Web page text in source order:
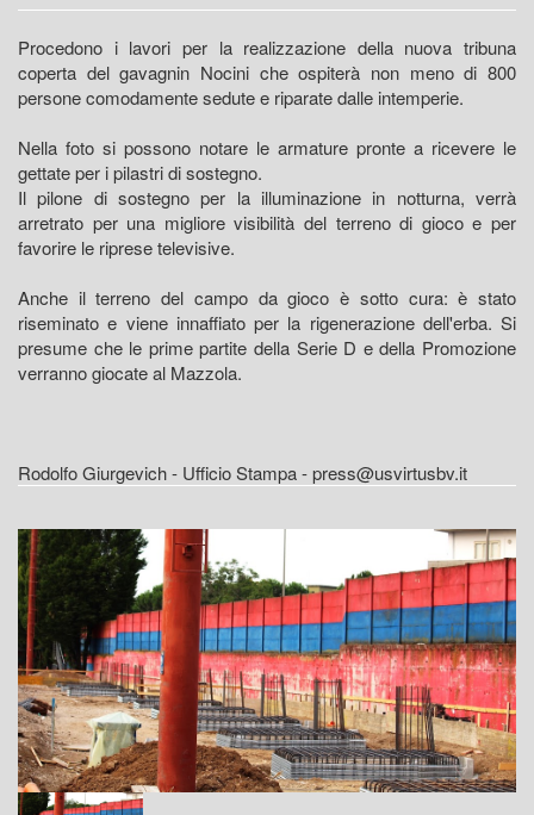
Procedono i lavori per la realizzazione della nuova tribuna
coperta del gavagnin Nocini che ospiterà non meno di 800
persone comodamente sedute e riparate dalle intemperie.
Nella foto si possono notare le armature pronte a ricevere le
gettate per i pilastri di sostegno.
Il pilone di sostegno per la illuminazione in notturna, verrà
arretrato per una migliore visibilità del terreno di gioco e per
favorire le riprese televisive.
Anche il terreno del campo da gioco è sotto cura: è stato
riseminato e viene innaffiato per la rigenerazione dell'erba. Si
presume che le prime partite della Serie D e della Promozione
verranno giocate al Mazzola.
Rodolfo Giurgevich - Ufficio Stampa - press@usvirtusbv.it